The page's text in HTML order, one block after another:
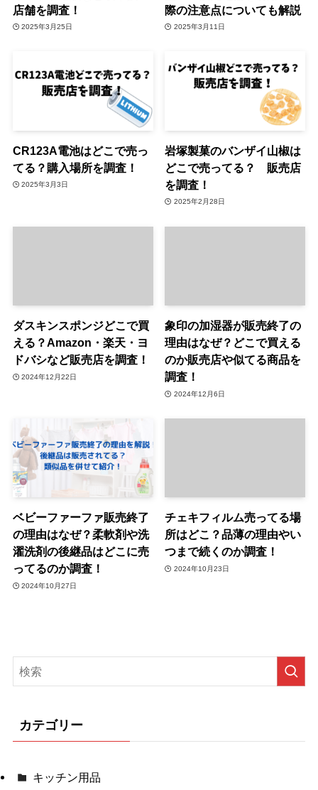
店舗を調査！
2025年3月25日
際の注意点についても解説
2025年3月11日
CR123A電池はどこで売っ
てる？購入場所を調査！
2025年3月3日
岩塚製菓のバンザイ山椒は
どこで売ってる？ 販売店
を調査！
2025年2月28日
ダスキンスポンジどこで買
える？Amazon・楽天・ヨ
ドバシなど販売店を調査！
2024年12月22日
象印の加湿器が販売終了の
理由はなぜ？どこで買える
のか販売店や似てる商品を
調査！
2024年12月6日
ベビーファーファ販売終了
の理由はなぜ？柔軟剤や洗
濯洗剤の後継品はどこに売
ってるのか調査！
2024年10月27日
チェキフィルム売ってる場
所はどこ？品薄の理由やい
つまで続くのか調査！
2024年10月23日
カテゴリー
キッチン用品